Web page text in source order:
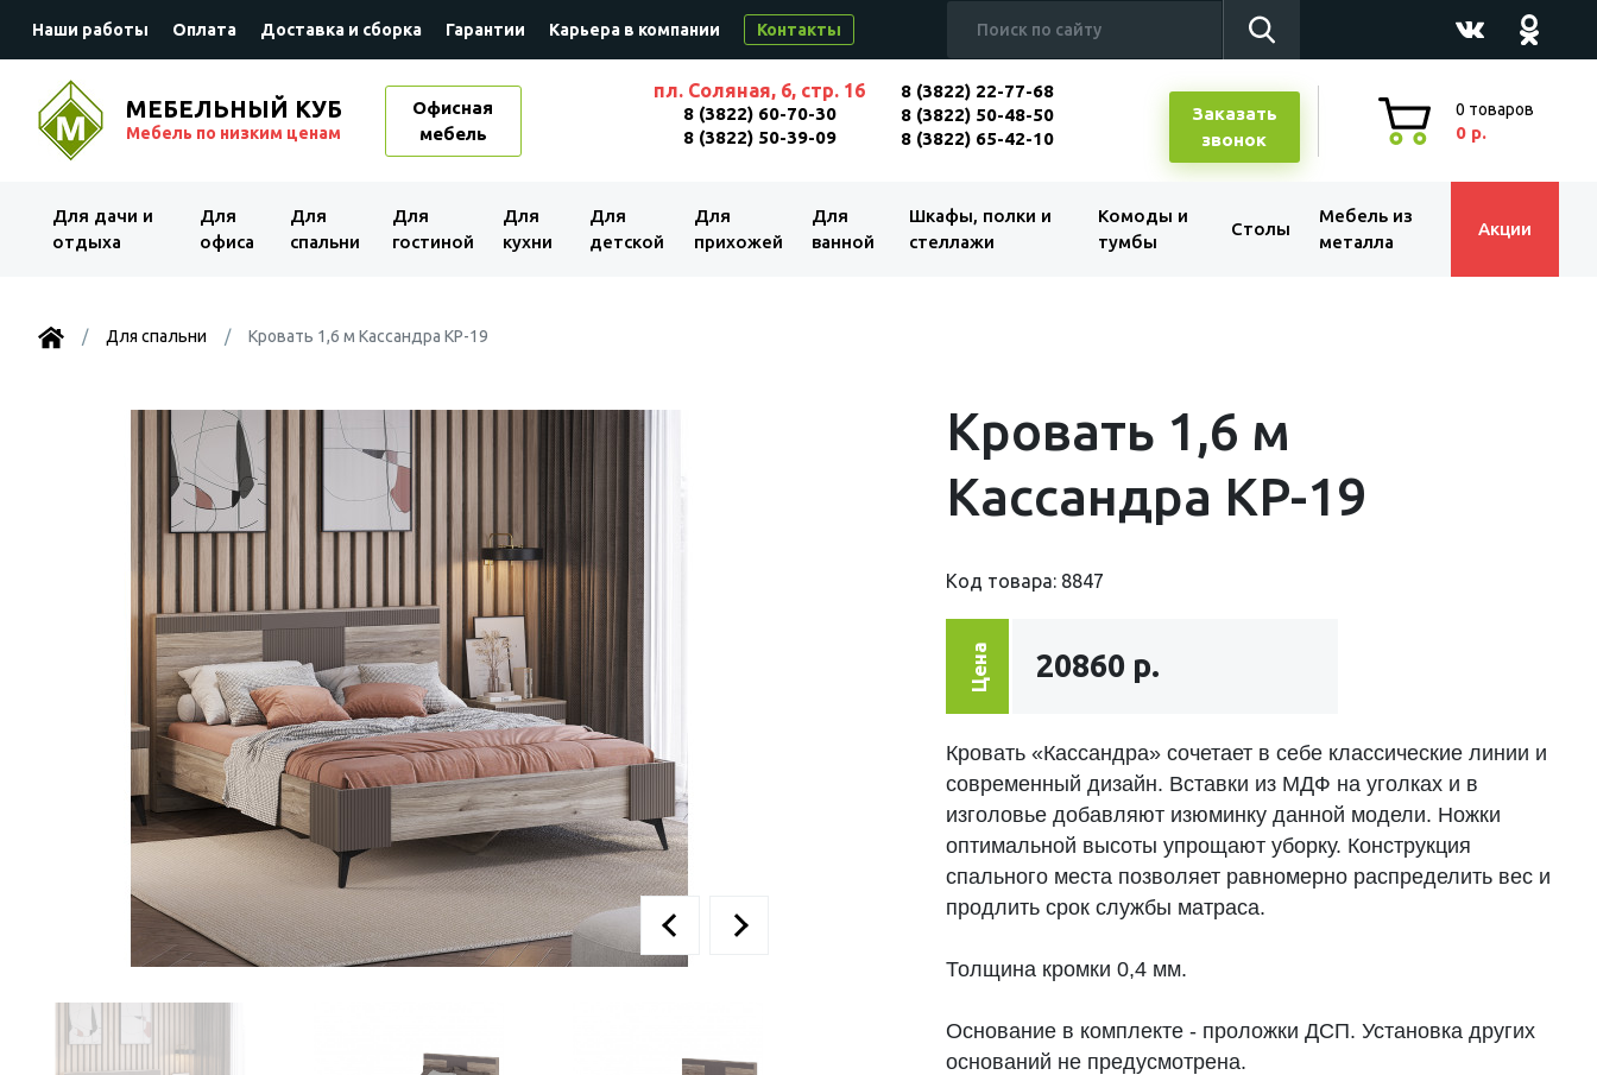
Наши работы Оплата Доставка и сборка Гарантии Карьера в компании Контакты
МЕБЕЛЬНЫЙ КУБ
Мебель по низким ценам
Офисная
мебель
пл. Соляная, 6, стр. 16
8 (3822) 60-70-30
8 (3822) 50-39-09
8 (3822) 22-77-68
8 (3822) 50-48-50
8 (3822) 65-42-10
Заказать
звонок
0 товаров
0 р.
Для дачи и
отдыха
Для
офиса
Для
спальни
Для
гостиной
Для
кухни
Для
детской
Для
прихожей
Для
ванной
Шкафы, полки и
стеллажи
Комоды и
тумбы
Столы
Мебель из
металла
Акции
Для спальни Кровать 1,6 м Кассандра КР-19
Кровать 1,6 м
Кассандра КР-19
Код товара: 8847
Цена 20860 р.
Кровать «Кассандра» сочетает в себе классические линии и
современный дизайн. Вставки из МДФ на уголках и в
изголовье добавляют изюминку данной модели. Ножки
оптимальной высоты упрощают уборку. Конструкция
спального места позволяет равномерно распределить вес и
продлить срок службы матраса.
Толщина кромки 0,4 мм.
Основание в комплекте - проложки ДСП. Установка других
оснований не предусмотрена.